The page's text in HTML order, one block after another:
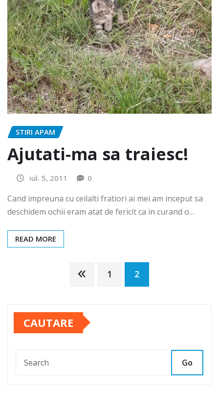
STIRI APAM
Ajutati-ma sa traiesc!
iul. 5, 2011 0
Cand impreuna cu ceilalti fratiori ai mei am inceput sa
deschidem ochii eram atat de fericit ca in curand o…
READ MORE
Paginație
articole
1 2
CAUTARE
Go